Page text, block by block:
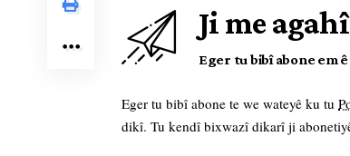
Ji me
Eger tu bibî abone em
Eger tu bibî abone te we wateyê ku tu
dikî. Tu kendî bixwazî dikarî ji